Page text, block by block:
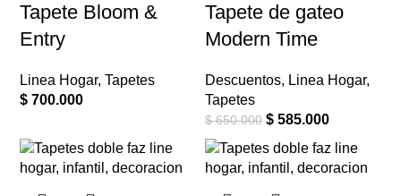
Tapete Bloom &
Entry
Linea Hogar, Tapetes
$ 700.000
Tapete de gateo
Modern Time
Descuentos, Linea Hogar,
Tapetes
$650.000 $ 585.000